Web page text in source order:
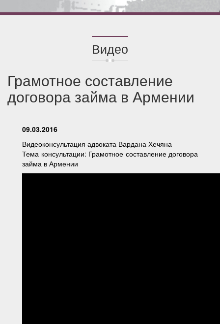
Видео
Грамотное составление
договора займа в Армении
09.03.2016
Видеоконсультация адвоката Вардана Хечяна
Тема консультации: Грамотное составление договора
займа в Армении